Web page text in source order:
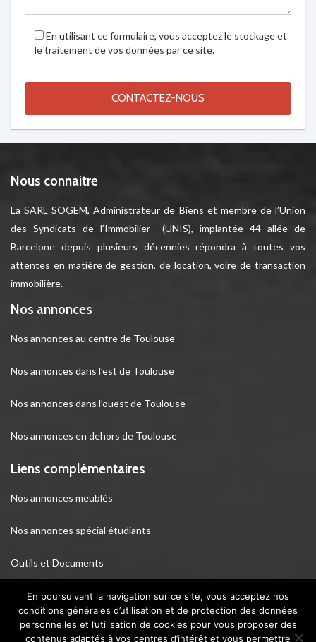
En utilisant ce formulaire, vous acceptez le stockage et
le traitement de vos données par ce site.
Nous connaitre
La SARL SOGEM, Administrateur de Biens et membre de l’Union
des Syndicats de l’Immobilier (UNIS), implantée 44 allée de
Barcelone depuis plusieurs décennies répondra à toutes vos
attentes en matière de gestion, de location, voire de transaction
immobilière.
Nos annonces
Nos annonces au centre de Toulouse
Nos annonces dans l’est de Toulouse
Nos annonces dans l’ouest de Toulouse
Nos annonces en dehors de Toulouse
Liens complémentaires
Nos annonces meublés
Nos annonces spécial étudiants
Outils et Documents
Webcam de Toulouse
En poursuivant la navigation sur ce site, vous acceptez nos
conditions générales d’utilisation et de protection des données
personnelles et l’utilisation de cookies pour vous proposer des
contenus adaptés à vos centres d’intérêt et vous permettre